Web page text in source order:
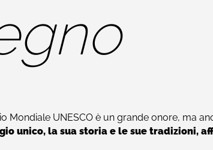
Mondiale UNESCO è un grande onore, ma
unico, la sua storia e le sue tradizioni,